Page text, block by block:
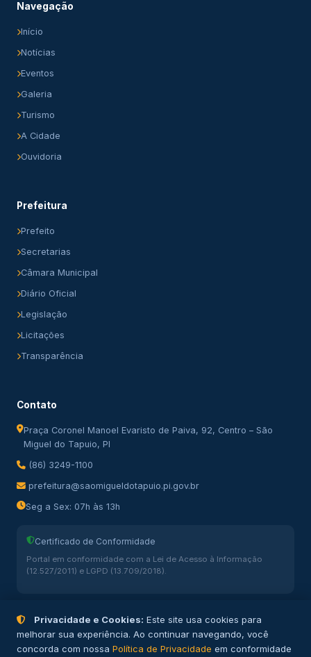
Navegação
Início
Notícias
Eventos
Galeria
Turismo
A Cidade
Ouvidoria
Prefeitura
Prefeito
Secretarias
Câmara Municipal
Diário Oficial
Legislação
Licitações
Transparência
Contato
Praça Coronel Manoel Evaristo de Paiva, 92, Centro – São
Miguel do Tapuio, PI
(86) 3249-1100
prefeitura@saomigueldotapuio.pi.gov.br
Seg a Sex: 07h às 13h
Certificado de Conformidade
Portal em conformidade com a Lei de Acesso à Informação
(12.527/2011) e LGPD (13.709/2018).
© 2026 Prefeitura Municipal de São Miguel do Tapuio – PI. Todos
Privacidade e Cookies: Este site usa cookies para
melhorar sua experiência. Ao continuar navegando, você
concorda com nossa Política de Privacidade em conformidade